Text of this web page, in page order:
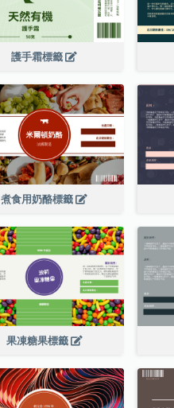
護手霜標籤
煮食用奶酪標籤
果凍糖果標籤